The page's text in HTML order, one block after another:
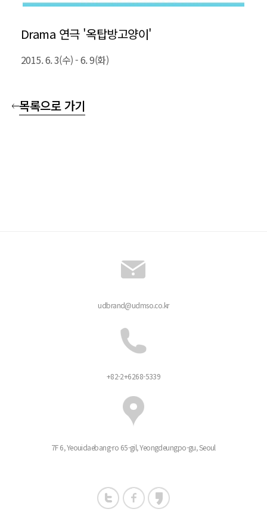
Drama 연극 '옥탑방고양이'
2015. 6. 3(수) - 6. 9(화)
목록으로 가기
udbrand@udmso.co.kr
+82-2+6268-5339
7F 6, Yeouidaebang-ro 65-gil, Yeongdeungpo-gu, Seoul